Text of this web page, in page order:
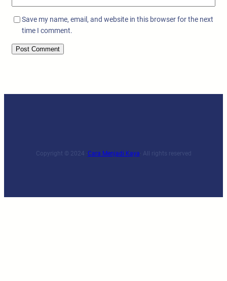
Save my name, email, and website in this browser for the next
time I comment.
Copyright © 2024 ·Cara Menjadi Kaya· All rights reserved